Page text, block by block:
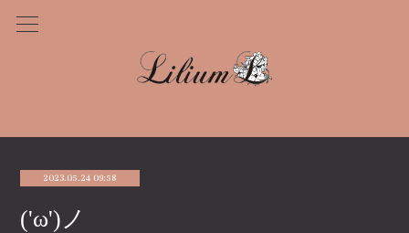
2023.05.24 09:58
('ω')ノ